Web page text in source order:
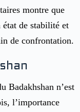
montre que
état de stabilité et
de confrontation.
Badakhshan n’est
l’importance